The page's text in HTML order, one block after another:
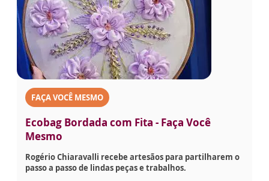
FAÇA VOCÊ MESMO
Ecobag Bordada com Fita - Faça Você
Mesmo
Rogério Chiaravalli recebe artesãos para partilharem o
passo a passo de lindas peças e trabalhos.